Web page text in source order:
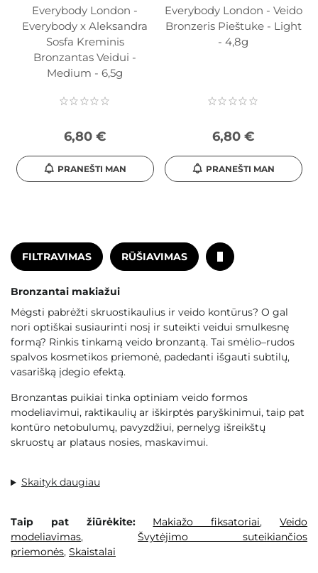
Everybody London -
Everybody x Aleksandra
Sosfa Kreminis
Bronzantas Veidui -
Medium - 6,5g
6,80 €
PRANEŠTI MAN
Everybody London - Veido
Bronzeris Pieštuke - Light
- 4,8g
6,80 €
PRANEŠTI MAN
FILTRAVIMAS RŪŠIAVIMAS
Bronzantai makiažui
Mėgsti pabrėžti skruostikaulius ir veido kontūrus? O gal
nori optiškai susiaurinti nosį ir suteikti veidui smulkesnę
formą? Rinkis tinkamą veido bronzantą. Tai smėlio–rudos
spalvos kosmetikos priemonė, padedanti išgauti subtilų,
vasarišką įdegio efektą.
Bronzantas puikiai tinka optiniam veido formos
modeliavimui, raktikaulių ar iškirptės paryškinimui, taip pat
kontūro netobulumų, pavyzdžiui, pernelyg išreikštų
skruostų ar plataus nosies, maskavimui.
Skaityk daugiau
Taip pat žiūrėkite: Makiažo fiksatoriai,Veido
modeliavimas, Švytėjimo suteikiančios
priemonės, Skaistalai